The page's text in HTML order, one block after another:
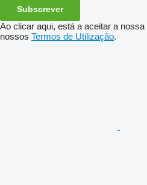
Subscrever
Ao clicar aqui, está a aceitar a nossa
nossos Termos de Utilização.